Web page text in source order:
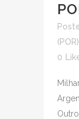
(POR)
0